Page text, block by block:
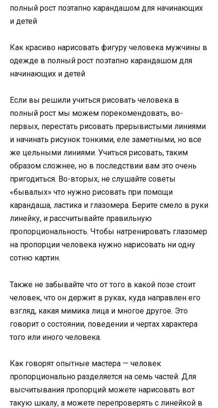
полный рост поэтапно карандашом для начинающих
и детей
Как красиво нарисовать фигуру человека мужчины в
одежде в полный рост поэтапно карандашом для
начинающих и детей
Если вы решили учиться рисовать человека в
полный рост мы можем порекомендовать, во-
первых, перестать рисовать прерывистыми линиями
и начинать рисунок тонкими, еле заметными, но все
же цельными линиями. Учиться рисовать, таким
образом сложнее, но в последствии вам это очень
пригодиться. Во-вторых, не слушайте советы
«бывалых» что нужно рисовать при помощи
карандаша, ластика и глазомера. Берите смело в руки
линейку, и рассчитывайте правильную
пропорциональность. Чтобы натренировать глазомер
на пропорции человека нужно нарисовать ни одну
сотню картин.
Также не забывайте что от того в какой позе стоит
человек, что он держит в руках, куда направлен его
взгляд, какая мимика лица и многое другое. Это
говорит о состоянии, поведении и чертах характера
того или иного человека.
Как говорят опытные мастера — человек
пропорционально разделяется на семь частей. Для
высчитывания пропорций можете нарисовать вот
такую шкалу, а можете перепроверять с линейкой в